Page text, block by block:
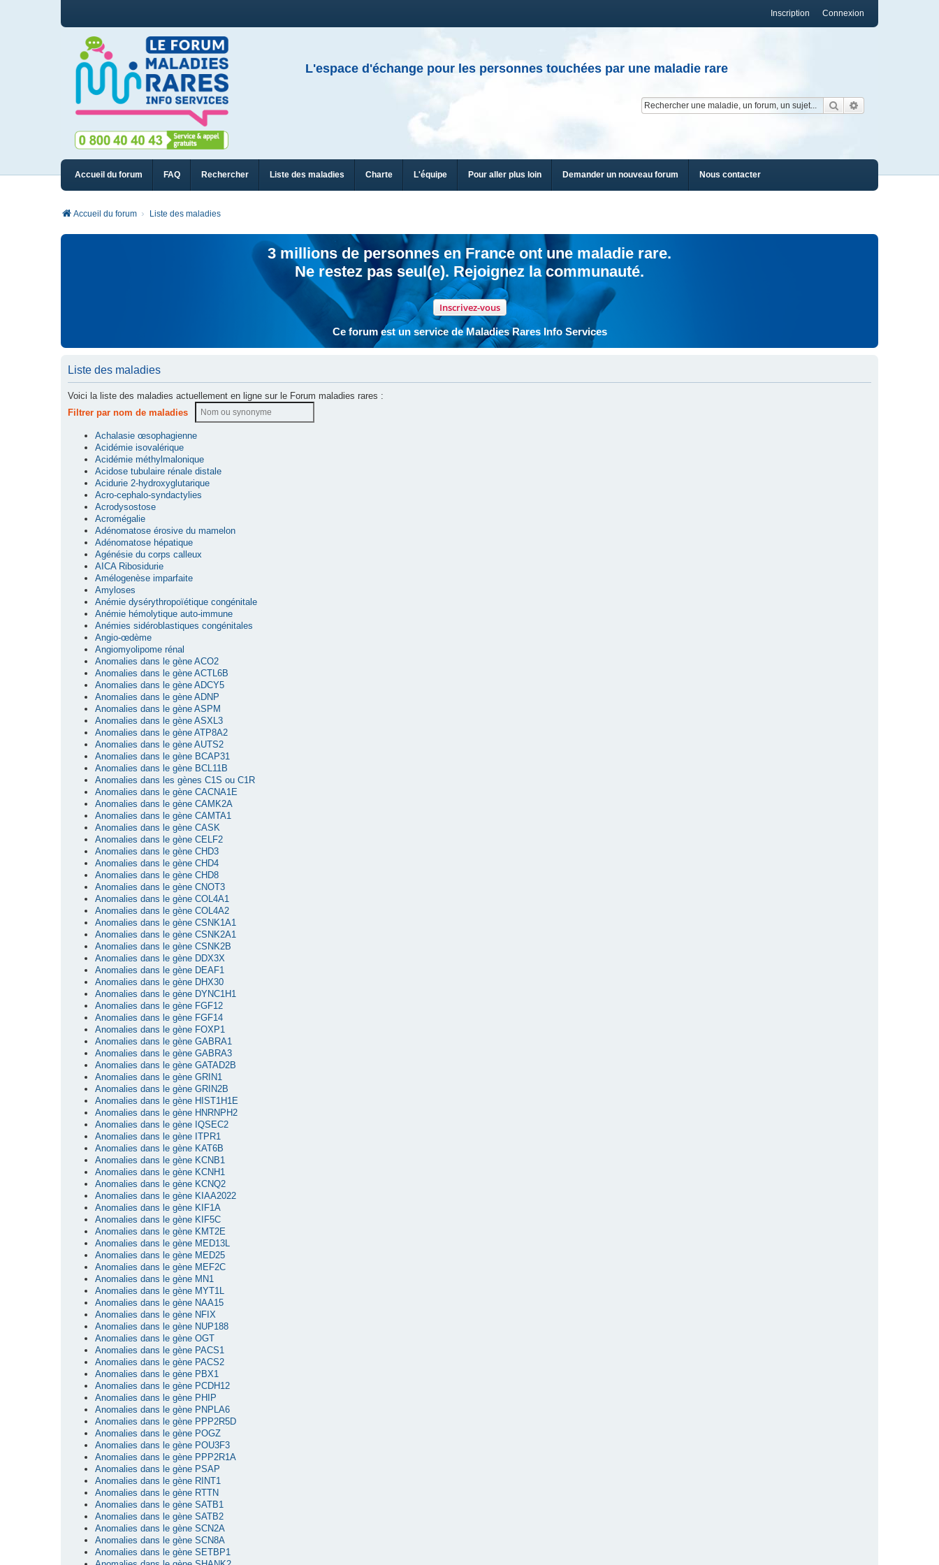
Connexion
Inscription
L'espace d'échange pour les personnes touchées par une maladie rare
Rechercher
Accueil du forum FAQ Rechercher Liste des maladies Charte L'équipe Pour aller plus loin Demander un nouveau forum Nous contacter
Accueil du forum Liste des maladies
3 millions de personnes en France ont une maladie rare.
Ne restez pas seul(e). Rejoignez la communauté.
Inscrivez-vous
Ce forum est un service de Maladies Rares Info Services
Liste des maladies
Voici la liste des maladies actuellement en ligne sur le Forum maladies rares :
Filtrer par nom de maladies
Achalasie œsophagienne
Acidémie isovalérique
Acidémie méthylmalonique
Acidose tubulaire rénale distale
Acidurie 2-hydroxyglutarique
Acro-cephalo-syndactylies
Acrodysostose
Acromégalie
Adénomatose érosive du mamelon
Adénomatose hépatique
Agénésie du corps calleux
AICA Ribosidurie
Amélogenèse imparfaite
Amyloses
Anémie dysérythropoïétique congénitale
Anémie hémolytique auto-immune
Anémies sidéroblastiques congénitales
Angio-œdème
Angiomyolipome rénal
Anomalies dans le gène ACO2
Anomalies dans le gène ACTL6B
Anomalies dans le gène ADCY5
Anomalies dans le gène ADNP
Anomalies dans le gène ASPM
Anomalies dans le gène ASXL3
Anomalies dans le gène ATP8A2
Anomalies dans le gène AUTS2
Anomalies dans le gène BCAP31
Anomalies dans le gène BCL11B
Anomalies dans les gènes C1S ou C1R
Anomalies dans le gène CACNA1E
Anomalies dans le gène CAMK2A
Anomalies dans le gène CAMTA1
Anomalies dans le gène CASK
Anomalies dans le gène CELF2
Anomalies dans le gène CHD3
Anomalies dans le gène CHD4
Anomalies dans le gène CHD8
Anomalies dans le gène CNOT3
Anomalies dans le gène COL4A1
Anomalies dans le gène COL4A2
Anomalies dans le gène CSNK1A1
Anomalies dans le gène CSNK2A1
Anomalies dans le gène CSNK2B
Anomalies dans le gène DDX3X
Anomalies dans le gène DEAF1
Anomalies dans le gène DHX30
Anomalies dans le gène DYNC1H1
Anomalies dans le gène FGF12
Anomalies dans le gène FGF14
Anomalies dans le gène FOXP1
Anomalies dans le gène GABRA1
Anomalies dans le gène GABRA3
Anomalies dans le gène GATAD2B
Anomalies dans le gène GRIN1
Anomalies dans le gène GRIN2B
Anomalies dans le gène HIST1H1E
Anomalies dans le gène HNRNPH2
Anomalies dans le gène IQSEC2
Anomalies dans le gène ITPR1
Anomalies dans le gène KAT6B
Anomalies dans le gène KCNB1
Anomalies dans le gène KCNH1
Anomalies dans le gène KCNQ2
Anomalies dans le gène KIAA2022
Anomalies dans le gène KIF1A
Anomalies dans le gène KIF5C
Anomalies dans le gène KMT2E
Anomalies dans le gène MED13L
Anomalies dans le gène MED25
Anomalies dans le gène MEF2C
Anomalies dans le gène MN1
Anomalies dans le gène MYT1L
Anomalies dans le gène NAA15
Anomalies dans le gène NFIX
Anomalies dans le gène NUP188
Anomalies dans le gène OGT
Anomalies dans le gène PACS1
Anomalies dans le gène PACS2
Anomalies dans le gène PBX1
Anomalies dans le gène PCDH12
Anomalies dans le gène PHIP
Anomalies dans le gène PNPLA6
Anomalies dans le gène PPP2R5D
Anomalies dans le gène POGZ
Anomalies dans le gène POU3F3
Anomalies dans le gène PPP2R1A
Anomalies dans le gène PSAP
Anomalies dans le gène RINT1
Anomalies dans le gène RTTN
Anomalies dans le gène SATB1
Anomalies dans le gène SATB2
Anomalies dans le gène SCN2A
Anomalies dans le gène SCN8A
Anomalies dans le gène SETBP1